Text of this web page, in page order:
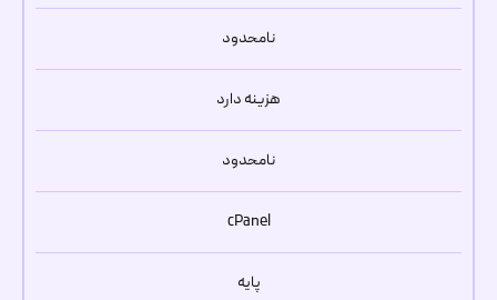
نامحدود
هزینه دارد
نامحدود
cPanel
پایه